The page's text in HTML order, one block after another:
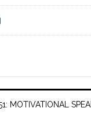
MOTIVATIONAL